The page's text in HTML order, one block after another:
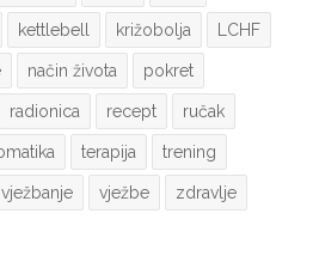
kettlebell križobolja LCHF
način života pokret
radionica recept ručak
terapija trening
vježbanje vježbe zdravlje